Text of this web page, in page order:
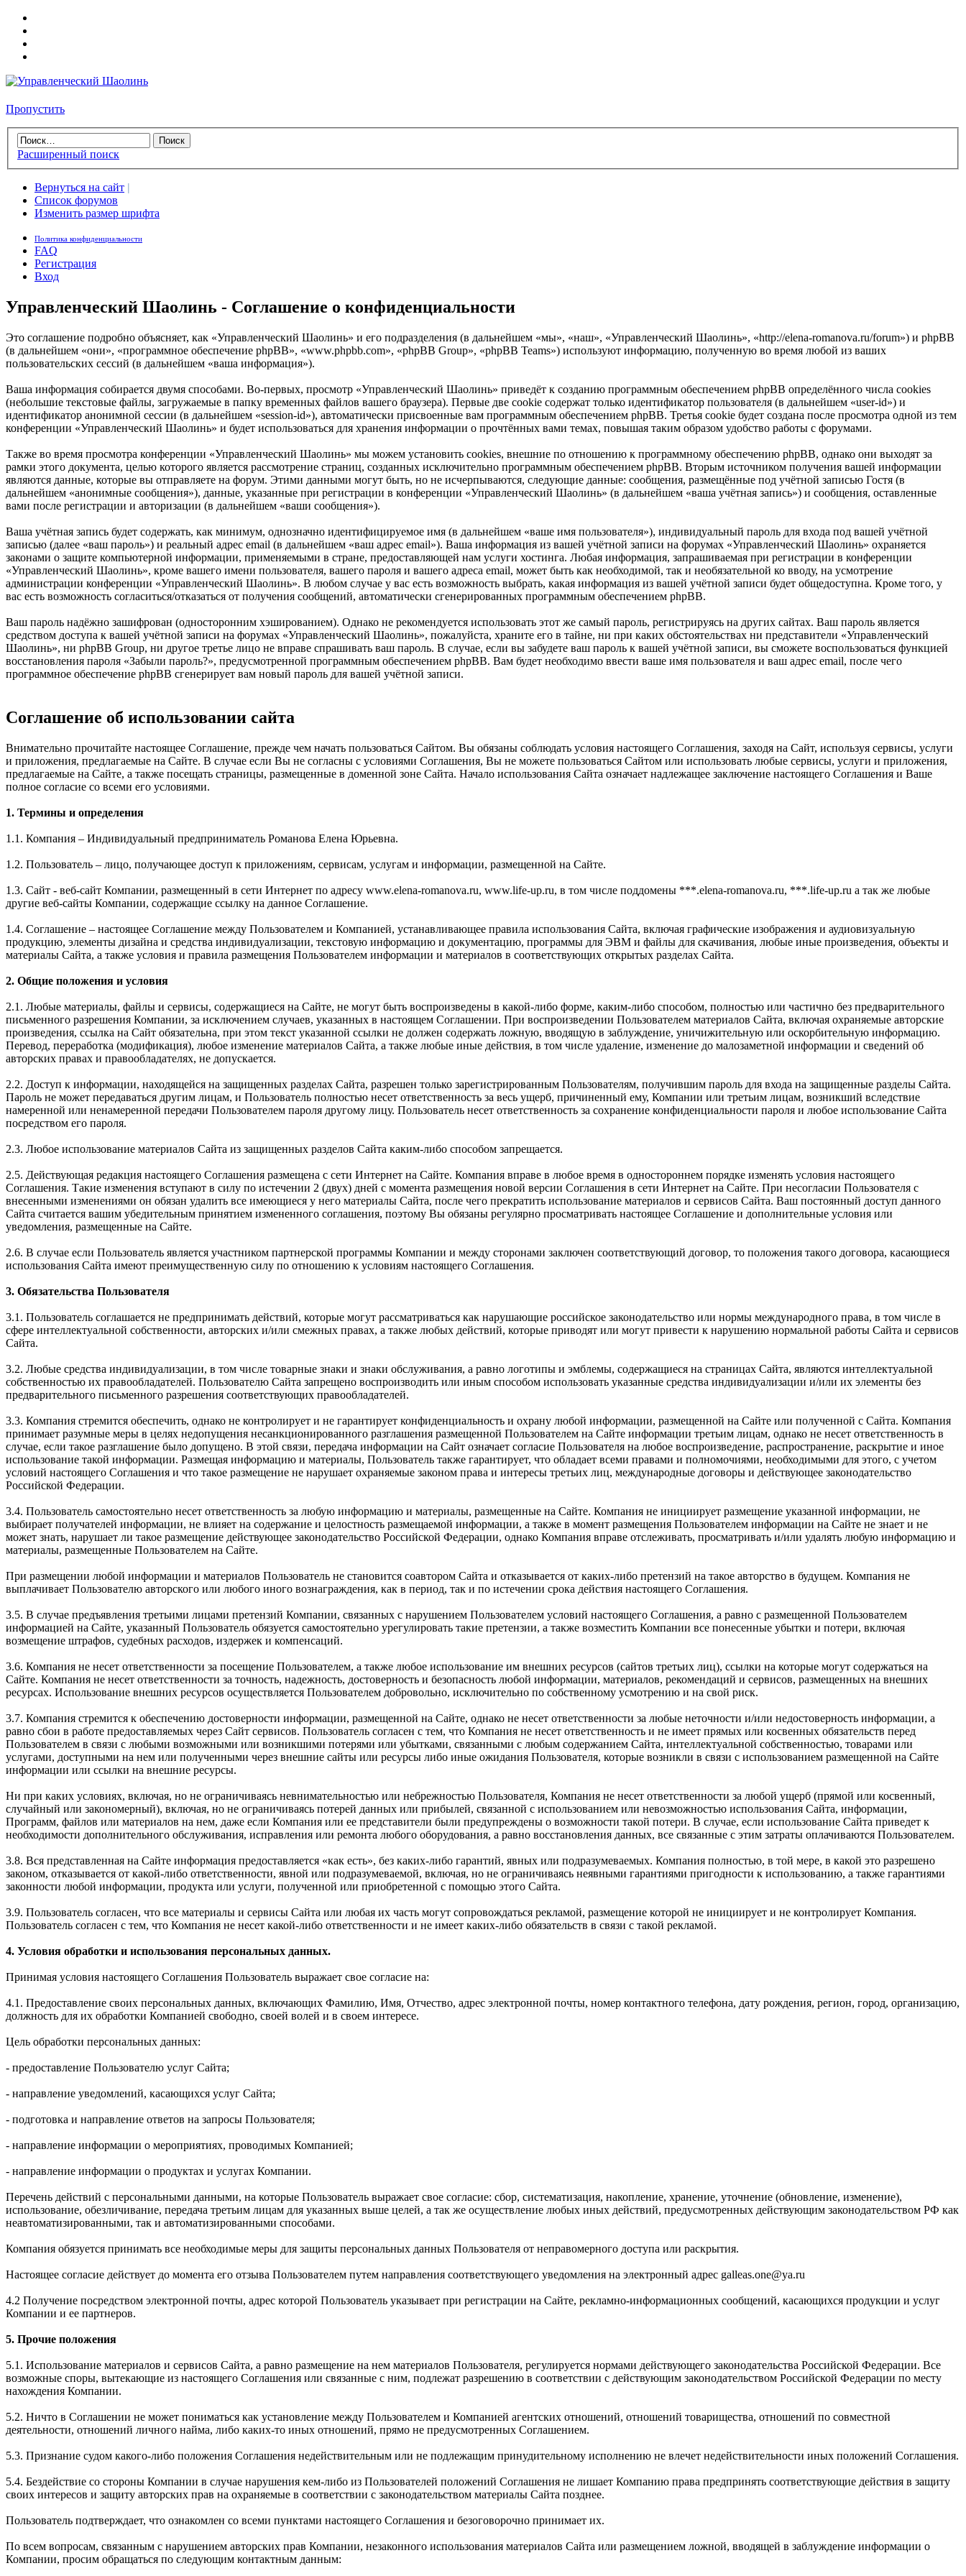
Пропустить
Расширенный поиск
Вернуться на сайт |
Список форумов
Изменить размер шрифта
Политика конфиденциальности
FAQ
Регистрация
Вход
Управленческий Шаолинь - Соглашение о конфиденциальности
Это соглашение подробно объясняет, как «Управленческий Шаолинь» и его подразделения (в дальнейшем «мы», «наш», «Управленческий Шаолинь», «http://elena-romanova.ru/forum») и phpBB
(в дальнейшем «они», «программное обеспечение phpBB», «www.phpbb.com», «phpBB Group», «phpBB Teams») используют информацию, полученную во время любой из ваших
пользовательских сессий (в дальнейшем «ваша информация»).
Ваша информация собирается двумя способами. Во-первых, просмотр «Управленческий Шаолинь» приведёт к созданию программным обеспечением phpBB определённого числа cookies
(небольшие текстовые файлы, загружаемые в папку временных файлов вашего браузера). Первые две cookie содержат только идентификатор пользователя (в дальнейшем «user-id») и
идентификатор анонимной сессии (в дальнейшем «session-id»), автоматически присвоенные вам программным обеспечением phpBB. Третья cookie будет создана после просмотра одной из тем
конференции «Управленческий Шаолинь» и будет использоваться для хранения информации о прочтённых вами темах, повышая таким образом удобство работы с форумами.
Также во время просмотра конференции «Управленческий Шаолинь» мы можем установить cookies, внешние по отношению к программному обеспечению phpBB, однако они выходят за
рамки этого документа, целью которого является рассмотрение страниц, созданных исключительно программным обеспечением phpBB. Вторым источником получения вашей информации
являются данные, которые вы отправляете на форум. Этими данными могут быть, но не исчерпываются, следующие данные: сообщения, размещённые под учётной записью Гостя (в
дальнейшем «анонимные сообщения»), данные, указанные при регистрации в конференции «Управленческий Шаолинь» (в дальнейшем «ваша учётная запись») и сообщения, оставленные
вами после регистрации и авторизации (в дальнейшем «ваши сообщения»).
Ваша учётная запись будет содержать, как минимум, однозначно идентифицируемое имя (в дальнейшем «ваше имя пользователя»), индивидуальный пароль для входа под вашей учётной
записью (далее «ваш пароль») и реальный адрес email (в дальнейшем «ваш адрес email»). Ваша информация из вашей учётной записи на форумах «Управленческий Шаолинь» охраняется
законами о защите компьютерной информации, применяемыми в стране, предоставляющей нам услуги хостинга. Любая информация, запрашиваемая при регистрации в конференции
«Управленческий Шаолинь», кроме вашего имени пользователя, вашего пароля и вашего адреса email, может быть как необходимой, так и необязательной ко вводу, на усмотрение
администрации конференции «Управленческий Шаолинь». В любом случае у вас есть возможность выбрать, какая информация из вашей учётной записи будет общедоступна. Кроме того, у
вас есть возможность согласиться/отказаться от получения сообщений, автоматически сгенерированных программным обеспечением phpBB.
Ваш пароль надёжно зашифрован (односторонним хэшированием). Однако не рекомендуется использовать этот же самый пароль, регистрируясь на других сайтах. Ваш пароль является
средством доступа к вашей учётной записи на форумах «Управленческий Шаолинь», пожалуйста, храните его в тайне, ни при каких обстоятельствах ни представители «Управленческий
Шаолинь», ни phpBB Group, ни другое третье лицо не вправе спрашивать ваш пароль. В случае, если вы забудете ваш пароль к вашей учётной записи, вы сможете воспользоваться функцией
восстановления пароля «Забыли пароль?», предусмотренной программным обеспечением phpBB. Вам будет необходимо ввести ваше имя пользователя и ваш адрес email, после чего
программное обеспечение phpBB сгенерирует вам новый пароль для вашей учётной записи.
Соглашение об использовании сайта
Внимательно прочитайте настоящее Соглашение, прежде чем начать пользоваться Сайтом. Вы обязаны соблюдать условия настоящего Соглашения, заходя на Сайт, используя сервисы, услуги
и приложения, предлагаемые на Сайте. В случае если Вы не согласны с условиями Соглашения, Вы не можете пользоваться Сайтом или использовать любые сервисы, услуги и приложения,
предлагаемые на Сайте, а также посещать страницы, размещенные в доменной зоне Сайта. Начало использования Сайта означает надлежащее заключение настоящего Соглашения и Ваше
полное согласие со всеми его условиями.
1. Термины и определения
1.1. Компания – Индивидуальный предприниматель Романова Елена Юрьевна.
1.2. Пользователь – лицо, получающее доступ к приложениям, сервисам, услугам и информации, размещенной на Сайте.
1.3. Сайт - веб-сайт Компании, размещенный в сети Интернет по адресу www.elena-romanova.ru, www.life-up.ru, в том числе поддомены ***.elena-romanova.ru, ***.life-up.ru а так же любые
другие веб-сайты Компании, содержащие ссылку на данное Соглашение.
1.4. Соглашение – настоящее Соглашение между Пользователем и Компанией, устанавливающее правила использования Сайта, включая графические изображения и аудиовизуальную
продукцию, элементы дизайна и средства индивидуализации, текстовую информацию и документацию, программы для ЭВМ и файлы для скачивания, любые иные произведения, объекты и
материалы Сайта, а также условия и правила размещения Пользователем информации и материалов в соответствующих открытых разделах Сайта.
2. Общие положения и условия
2.1. Любые материалы, файлы и сервисы, содержащиеся на Сайте, не могут быть воспроизведены в какой-либо форме, каким-либо способом, полностью или частично без предварительного
письменного разрешения Компании, за исключением случаев, указанных в настоящем Соглашении. При воспроизведении Пользователем материалов Сайта, включая охраняемые авторские
произведения, ссылка на Сайт обязательна, при этом текст указанной ссылки не должен содержать ложную, вводящую в заблуждение, уничижительную или оскорбительную информацию.
Перевод, переработка (модификация), любое изменение материалов Сайта, а также любые иные действия, в том числе удаление, изменение до малозаметной информации и сведений об
авторских правах и правообладателях, не допускается.
2.2. Доступ к информации, находящейся на защищенных разделах Сайта, разрешен только зарегистрированным Пользователям, получившим пароль для входа на защищенные разделы Сайта.
Пароль не может передаваться другим лицам, и Пользователь полностью несет ответственность за весь ущерб, причиненный ему, Компании или третьим лицам, возникший вследствие
намеренной или ненамеренной передачи Пользователем пароля другому лицу. Пользователь несет ответственность за сохранение конфиденциальности пароля и любое использование Сайта
посредством его пароля.
2.3. Любое использование материалов Сайта из защищенных разделов Сайта каким-либо способом запрещается.
2.5. Действующая редакция настоящего Соглашения размещена с сети Интернет на Сайте. Компания вправе в любое время в одностороннем порядке изменять условия настоящего
Соглашения. Такие изменения вступают в силу по истечении 2 (двух) дней с момента размещения новой версии Соглашения в сети Интернет на Сайте. При несогласии Пользователя с
внесенными изменениями он обязан удалить все имеющиеся у него материалы Сайта, после чего прекратить использование материалов и сервисов Сайта. Ваш постоянный доступ данного
Сайта считается вашим убедительным принятием измененного соглашения, поэтому Вы обязаны регулярно просматривать настоящее Соглашение и дополнительные условия или
уведомления, размещенные на Сайте.
2.6. В случае если Пользователь является участником партнерской программы Компании и между сторонами заключен соответствующий договор, то положения такого договора, касающиеся
использования Сайта имеют преимущественную силу по отношению к условиям настоящего Соглашения.
3. Обязательства Пользователя
3.1. Пользователь соглашается не предпринимать действий, которые могут рассматриваться как нарушающие российское законодательство или нормы международного права, в том числе в
сфере интеллектуальной собственности, авторских и/или смежных правах, а также любых действий, которые приводят или могут привести к нарушению нормальной работы Сайта и сервисов
Сайта.
3.2. Любые средства индивидуализации, в том числе товарные знаки и знаки обслуживания, а равно логотипы и эмблемы, содержащиеся на страницах Сайта, являются интеллектуальной
собственностью их правообладателей. Пользователю Сайта запрещено воспроизводить или иным способом использовать указанные средства индивидуализации и/или их элементы без
предварительного письменного разрешения соответствующих правообладателей.
3.3. Компания стремится обеспечить, однако не контролирует и не гарантирует конфиденциальность и охрану любой информации, размещенной на Сайте или полученной с Сайта. Компания
принимает разумные меры в целях недопущения несанкционированного разглашения размещенной Пользователем на Сайте информации третьим лицам, однако не несет ответственность в
случае, если такое разглашение было допущено. В этой связи, передача информации на Сайт означает согласие Пользователя на любое воспроизведение, распространение, раскрытие и иное
использование такой информации. Размещая информацию и материалы, Пользователь также гарантирует, что обладает всеми правами и полномочиями, необходимыми для этого, с учетом
условий настоящего Соглашения и что такое размещение не нарушает охраняемые законом права и интересы третьих лиц, международные договоры и действующее законодательство
Российской Федерации.
3.4. Пользователь самостоятельно несет ответственность за любую информацию и материалы, размещенные на Сайте. Компания не инициирует размещение указанной информации, не
выбирает получателей информации, не влияет на содержание и целостность размещаемой информации, а также в момент размещения Пользователем информации на Сайте не знает и не
может знать, нарушает ли такое размещение действующее законодательство Российской Федерации, однако Компания вправе отслеживать, просматривать и/или удалять любую информацию и
материалы, размещенные Пользователем на Сайте.
При размещении любой информации и материалов Пользователь не становится соавтором Сайта и отказывается от каких-либо претензий на такое авторство в будущем. Компания не
выплачивает Пользователю авторского или любого иного вознаграждения, как в период, так и по истечении срока действия настоящего Соглашения.
3.5. В случае предъявления третьими лицами претензий Компании, связанных с нарушением Пользователем условий настоящего Соглашения, а равно с размещенной Пользователем
информацией на Сайте, указанный Пользователь обязуется самостоятельно урегулировать такие претензии, а также возместить Компании все понесенные убытки и потери, включая
возмещение штрафов, судебных расходов, издержек и компенсаций.
3.6. Компания не несет ответственности за посещение Пользователем, а также любое использование им внешних ресурсов (сайтов третьих лиц), ссылки на которые могут содержаться на
Сайте. Компания не несет ответственности за точность, надежность, достоверность и безопасность любой информации, материалов, рекомендаций и сервисов, размещенных на внешних
ресурсах. Использование внешних ресурсов осуществляется Пользователем добровольно, исключительно по собственному усмотрению и на свой риск.
3.7. Компания стремится к обеспечению достоверности информации, размещенной на Сайте, однако не несет ответственности за любые неточности и/или недостоверность информации, а
равно сбои в работе предоставляемых через Сайт сервисов. Пользователь согласен с тем, что Компания не несет ответственность и не имеет прямых или косвенных обязательств перед
Пользователем в связи с любыми возможными или возникшими потерями или убытками, связанными с любым содержанием Сайта, интеллектуальной собственностью, товарами или
услугами, доступными на нем или полученными через внешние сайты или ресурсы либо иные ожидания Пользователя, которые возникли в связи с использованием размещенной на Сайте
информации или ссылки на внешние ресурсы.
Ни при каких условиях, включая, но не ограничиваясь невнимательностью или небрежностью Пользователя, Компания не несет ответственности за любой ущерб (прямой или косвенный,
случайный или закономерный), включая, но не ограничиваясь потерей данных или прибылей, связанной с использованием или невозможностью использования Сайта, информации,
Программ, файлов или материалов на нем, даже если Компания или ее представители были предупреждены о возможности такой потери. В случае, если использование Сайта приведет к
необходимости дополнительного обслуживания, исправления или ремонта любого оборудования, а равно восстановления данных, все связанные с этим затраты оплачиваются Пользователем.
3.8. Вся представленная на Сайте информация предоставляется «как есть», без каких-либо гарантий, явных или подразумеваемых. Компания полностью, в той мере, в какой это разрешено
законом, отказывается от какой-либо ответственности, явной или подразумеваемой, включая, но не ограничиваясь неявными гарантиями пригодности к использованию, а также гарантиями
законности любой информации, продукта или услуги, полученной или приобретенной с помощью этого Сайта.
3.9. Пользователь согласен, что все материалы и сервисы Сайта или любая их часть могут сопровождаться рекламой, размещение которой не инициирует и не контролирует Компания.
Пользователь согласен с тем, что Компания не несет какой-либо ответственности и не имеет каких-либо обязательств в связи с такой рекламой.
4. Условия обработки и использования персональных данных.
Принимая условия настоящего Соглашения Пользователь выражает свое согласие на:
4.1. Предоставление своих персональных данных, включающих Фамилию, Имя, Отчество, адрес электронной почты, номер контактного телефона, дату рождения, регион, город, организацию,
должность для их обработки Компанией свободно, своей волей и в своем интересе.
Цель обработки персональных данных:
- предоставление Пользователю услуг Сайта;
- направление уведомлений, касающихся услуг Сайта;
- подготовка и направление ответов на запросы Пользователя;
- направление информации о мероприятиях, проводимых Компанией;
- направление информации о продуктах и услугах Компании.
Перечень действий с персональными данными, на которые Пользователь выражает свое согласие: сбор, систематизация, накопление, хранение, уточнение (обновление, изменение),
использование, обезличивание, передача третьим лицам для указанных выше целей, а так же осуществление любых иных действий, предусмотренных действующим законодательством РФ как
неавтоматизированными, так и автоматизированными способами.
Компания обязуется принимать все необходимые меры для защиты персональных данных Пользователя от неправомерного доступа или раскрытия.
Настоящее согласие действует до момента его отзыва Пользователем путем направления соответствующего уведомления на электронный адрес galleas.one@ya.ru
4.2 Получение посредством электронной почты, адрес которой Пользователь указывает при регистрации на Сайте, рекламно-информационных сообщений, касающихся продукции и услуг
Компании и ее партнеров.
5. Прочие положения
5.1. Использование материалов и сервисов Сайта, а равно размещение на нем материалов Пользователя, регулируется нормами действующего законодательства Российской Федерации. Все
возможные споры, вытекающие из настоящего Соглашения или связанные с ним, подлежат разрешению в соответствии с действующим законодательством Российской Федерации по месту
нахождения Компании.
5.2. Ничто в Соглашении не может пониматься как установление между Пользователем и Компанией агентских отношений, отношений товарищества, отношений по совместной
деятельности, отношений личного найма, либо каких-то иных отношений, прямо не предусмотренных Соглашением.
5.3. Признание судом какого-либо положения Соглашения недействительным или не подлежащим принудительному исполнению не влечет недействительности иных положений Соглашения.
5.4. Бездействие со стороны Компании в случае нарушения кем-либо из Пользователей положений Соглашения не лишает Компанию права предпринять соответствующие действия в защиту
своих интересов и защиту авторских прав на охраняемые в соответствии с законодательством материалы Сайта позднее.
Пользователь подтверждает, что ознакомлен со всеми пунктами настоящего Соглашения и безоговорочно принимает их.
По всем вопросам, связанным с нарушением авторских прав Компании, незаконного использования материалов Сайта или размещением ложной, вводящей в заблуждение информации о
Компании, просим обращаться по следующим контактным данным: